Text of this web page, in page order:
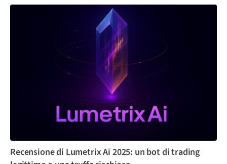
Recensione di Lumetrix Ai 2025: un bot di trading